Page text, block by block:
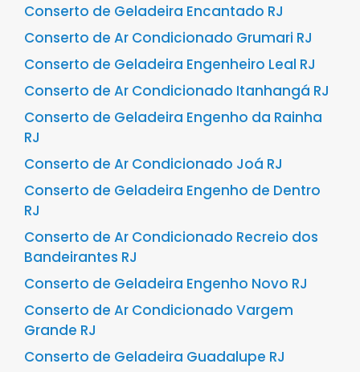
Conserto de Geladeira Encantado RJ
Conserto de Ar Condicionado Grumari RJ
Conserto de Geladeira Engenheiro Leal RJ
Conserto de Ar Condicionado Itanhangá RJ
Conserto de Geladeira Engenho da Rainha
RJ
Conserto de Ar Condicionado Joá RJ
Conserto de Geladeira Engenho de Dentro
RJ
Conserto de Ar Condicionado Recreio dos
Bandeirantes RJ
Conserto de Geladeira Engenho Novo RJ
Conserto de Ar Condicionado Vargem
Grande RJ
Conserto de Geladeira Guadalupe RJ